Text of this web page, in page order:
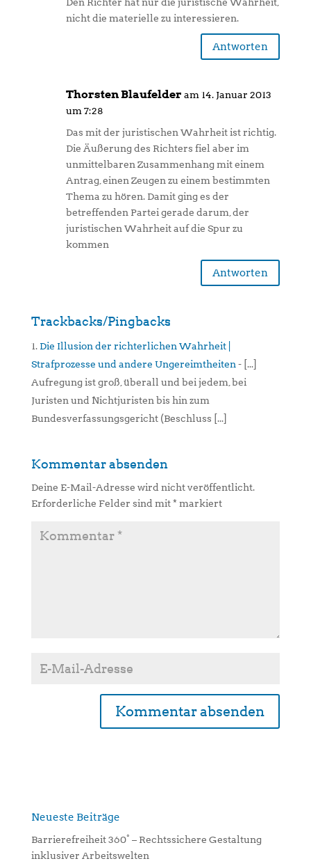
nicht die materielle zu interessieren.
Antworten
Thorsten Blaufelder am 14. Januar 2013
um 7:28
Das mit der juristischen Wahrheit ist richtig.
Die Äußerung des Richters fiel aber im
unmittelbaren Zusammenhang mit einem
Antrag, einen Zeugen zu einem bestimmten
Thema zu hören. Damit ging es der
betreffenden Partei gerade darum, der
juristischen Wahrheit auf die Spur zu
kommen
Antworten
Trackbacks/Pingbacks
Die Illusion der richterlichen Wahrheit |
Strafprozesse und andere Ungereimtheiten - [...]
Aufregung ist groß, überall und bei jedem, bei
Juristen und Nichtjuristen bis hin zum
Bundesverfassungsgericht (Beschluss [...]
Kommentar absenden
Deine E-Mail-Adresse wird nicht veröffentlicht.
Erforderliche Felder sind mit* markiert
n
Neueste Beiträge
Barrierefreiheit 360° – Rechtssichere Gestaltung
inklusiver Arbeitswelten